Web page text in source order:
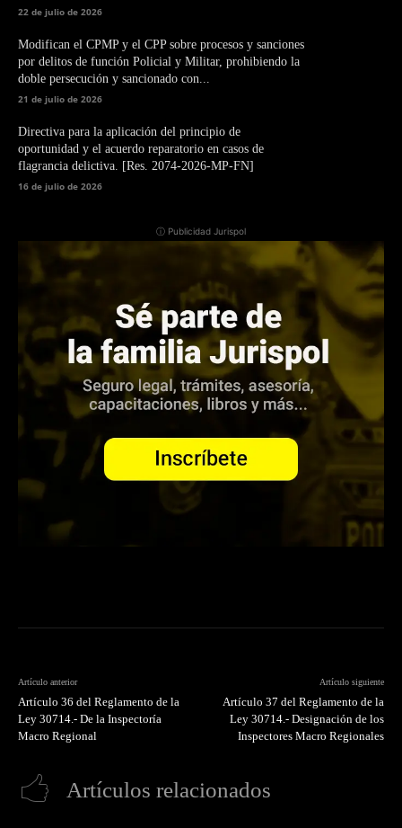
22 de julio de 2026
Modifican el CPMP y el CPP sobre procesos y sanciones
por delitos de función Policial y Militar, prohibiendo la
doble persecución y sancionado con...
21 de julio de 2026
Directiva para la aplicación del principio de
oportunidad y el acuerdo reparatorio en casos de
flagrancia delictiva. [Res. 2074-2026-MP-FN]
16 de julio de 2026
ⓘ Publicidad Jurispol
Artículo anterior
Artículo 36 del Reglamento de la
Ley 30714.- De la Inspectoría
Macro Regional
Artículo siguiente
Artículo 37 del Reglamento de la
Ley 30714.- Designación de los
Inspectores Macro Regionales
Artículos relacionados